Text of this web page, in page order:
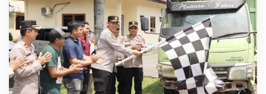
D
i
s
t
r
i
b